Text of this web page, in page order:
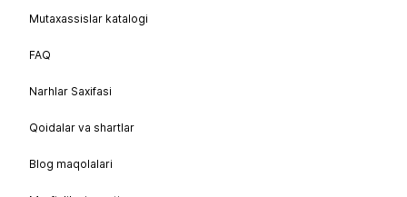
Mutaxassislar katalogi
FAQ
Narhlar Saxifasi
Qoidalar va shartlar
Blog maqolalari